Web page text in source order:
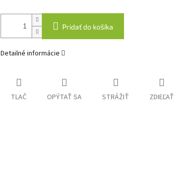
Pridať do košíka
Detailné informácie
TLAČ OPÝTAŤ SA STRÁŽIŤ ZDIEĽAŤ